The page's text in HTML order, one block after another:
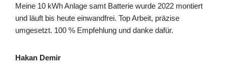
Meine 10 kWh Anlage samt Batterie wurde 2022 montiert
und läuft bis heute einwandfrei. Top Arbeit, präzise
umgesetzt. 100 % Empfehlung und danke dafür.
Hakan Demir